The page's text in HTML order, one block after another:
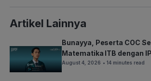
Artikel Lainnya
Bunayya, Peserta COC
Matematika ITB dengan
August 4, 2026 • 14 minutes read